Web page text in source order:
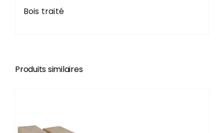
Bois traité
Produits similaires